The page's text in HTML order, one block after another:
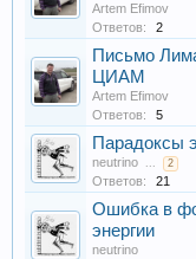
Artem Efimov
Ответов:
2
Письмо
ЦИАМ
Artem Efimov
Ответов:
5
Парадоксы
neutrino ... 2
Ответов: 21
Ошибка в
энергии
neutrino